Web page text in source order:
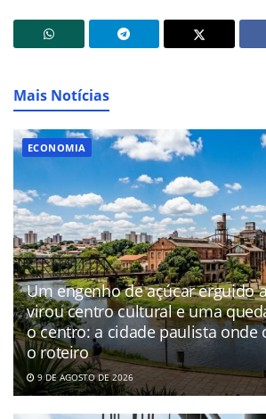
Mais Notícias
ECONOMIA
Um engenho de açúcar erguido
virou centro cultural e uma
o centro: a cidade paulista onde
o roteiro
9 DE AGOSTO DE 2026